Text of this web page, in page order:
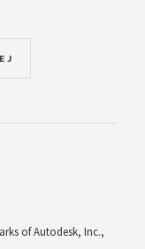
of Autodesk, Inc.,